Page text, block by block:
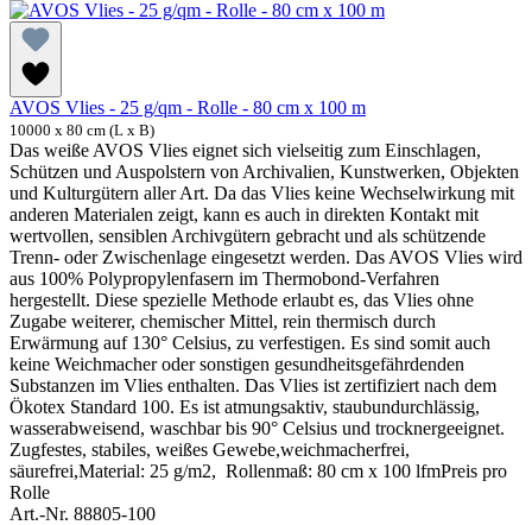
AVOS Vlies - 25 g/qm - Rolle - 80 cm x 100 m
10000 x 80 cm (L x B)
Das weiße AVOS Vlies eignet sich vielseitig zum Einschlagen,
Schützen und Auspolstern von Archivalien, Kunstwerken, Objekten
und Kulturgütern aller Art. Da das Vlies keine Wechselwirkung mit
anderen Materialen zeigt, kann es auch in direkten Kontakt mit
wertvollen, sensiblen Archivgütern gebracht und als schützende
Trenn- oder Zwischenlage eingesetzt werden. Das AVOS Vlies wird
aus 100% Polypropylenfasern im Thermobond-Verfahren
hergestellt. Diese spezielle Methode erlaubt es, das Vlies ohne
Zugabe weiterer, chemischer Mittel, rein thermisch durch
Erwärmung auf 130° Celsius, zu verfestigen. Es sind somit auch
keine Weichmacher oder sonstigen gesundheitsgefährdenden
Substanzen im Vlies enthalten. Das Vlies ist zertifiziert nach dem
Ökotex Standard 100. Es ist atmungsaktiv, staubundurchlässig,
wasserabweisend, waschbar bis 90° Celsius und trocknergeeignet.
Zugfestes, stabiles, weißes Gewebe,weichmacherfrei,
säurefrei,Material: 25 g/m2, Rollenmaß: 80 cm x 100 lfmPreis pro
Rolle
Art.-Nr. 88805-100